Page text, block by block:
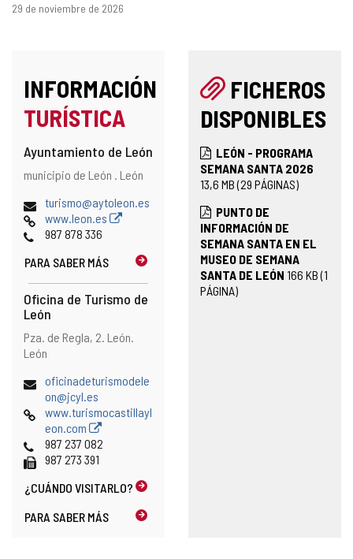
Fechas
29 de noviembre de 2026
INFORMACIÓN
TURÍSTICA
Ayuntamiento de León
Dirección
Dirección
municipio de León . León
Dirección
de
correo
turismo@aytoleon.es
Página
Web
www.leon.es
Teléfonos
987 878 336
PARA SABER MÁS
Oficina de Turismo de
León
Dirección
Dirección
postal
Pza. de Regla, 2. León.
León
Dirección
correo
electrónico
oficinadeturismodele
on@jcyl.es
Página
Web
www.turismocastillayl
eon.com
Teléfonos
987 237 082
Fax 987 273 391
¿CUÁNDO VISITARLO?
PARA SABER MÁS
FICHEROS
DISPONIBLES
LEÓN - PROGRAMA
SEMANA SANTA 2026
13,6 MB(29 PÁGINAS)
PUNTO DE
INFORMACIÓN DE
SEMANA SANTA EN EL
MUSEO DE SEMANA
SANTA DE LEÓN 166 KB(1
PÁGINA)